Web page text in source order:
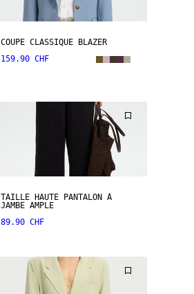
COUPE CLASSIQUE BLAZER
159.90 CHF
TAILLE HAUTE PANTALON À
JAMBE AMPLE
89.90 CHF